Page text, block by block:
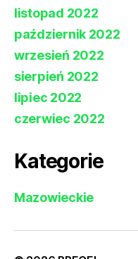
listopad 2022
październik 2022
wrzesień 2022
sierpień 2022
lipiec 2022
czerwiec 2022
Kategorie
Mazowieckie